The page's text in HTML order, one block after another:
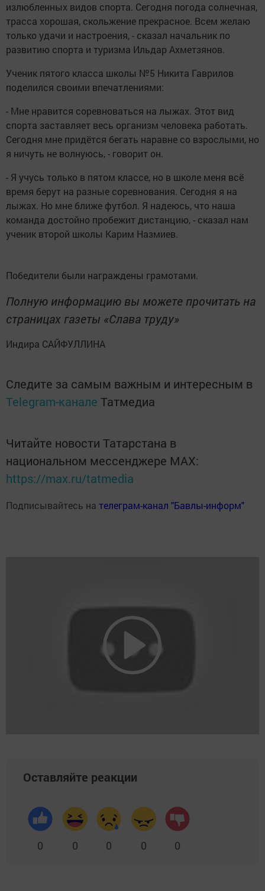
излюбленных видов спорта. Сегодня погода солнечная,
трасса хорошая, скольжение прекрасное. Всем желаю
только удачи и настроения, - сказал начальник по
развитию спорта и туризма Ильдар Ахметзянов.
Ученик пятого класса школы №5 Никита Гаврилов
поделился своими впечатлениями:
- Мне нравится соревноваться на лыжах. Этот вид
спорта заставляет весь организм человека работать.
Сегодня мне придётся бегать наравне со взрослыми, но
я ничуть не волнуюсь, - говорит он.
- Я учусь только в пятом классе, но в школе меня всё
время берут на разные соревнования. Сегодня я на
лыжах. Но мне ближе футбол. Я надеюсь, что наша
команда достойно пробежит дистанцию, - сказал нам
ученик второй школы Карим Назмиев.
Победители были награждены грамотами.
Полную информацию вы можете прочитать на
страницах газеты «Слава труду»
Индира САЙФУЛЛИНА
Следите за самым важным и интересным в
Telegram-канале Татмедиа
Читайте новости Татарстана в
национальном мессенджере MАХ:
https://max.ru/tatmedia
Подписывайтесь на телеграм-канал "Бавлы-информ"
Оставляйте реакции
0 0 0 0 0